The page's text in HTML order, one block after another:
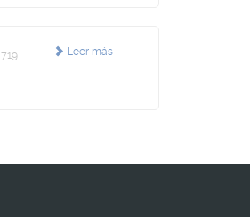
Leer más
719